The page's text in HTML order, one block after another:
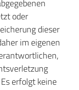
oder
dieser
im eigenen
erfolgt keine